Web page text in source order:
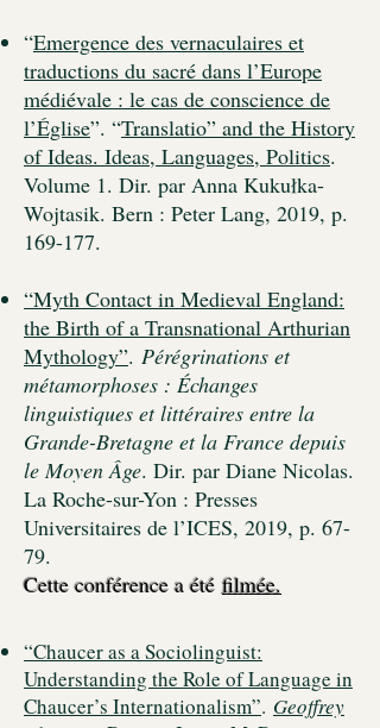
“Emergence des vernaculaires et
traductions du sacré dans l’Europe
médiévale : le cas de conscience de
l’Église”. “Translatio” and the History
of Ideas. Ideas, Languages, Politics.
Volume 1. Dir. par Anna Kukułka-
Wojtasik. Bern : Peter Lang, 2019, p.
169-177.
“Myth Contact in Medieval England:
the Birth of a Transnational Arthurian
Mythology”. Pérégrinations et
métamorphoses : Échanges
linguistiques et littéraires entre la
Grande-Bretagne et la France depuis
le Moyen Âge. Dir. par Diane Nicolas.
La Roche-sur-Yon : Presses
Universitaires de l’ICES, 2019, p. 67-
79.
Cette conférence a étéfilmée.​
“Chaucer as a Sociolinguist:
Understanding the Role of Language in
Chaucer’s Internationalism”. Geoffrey